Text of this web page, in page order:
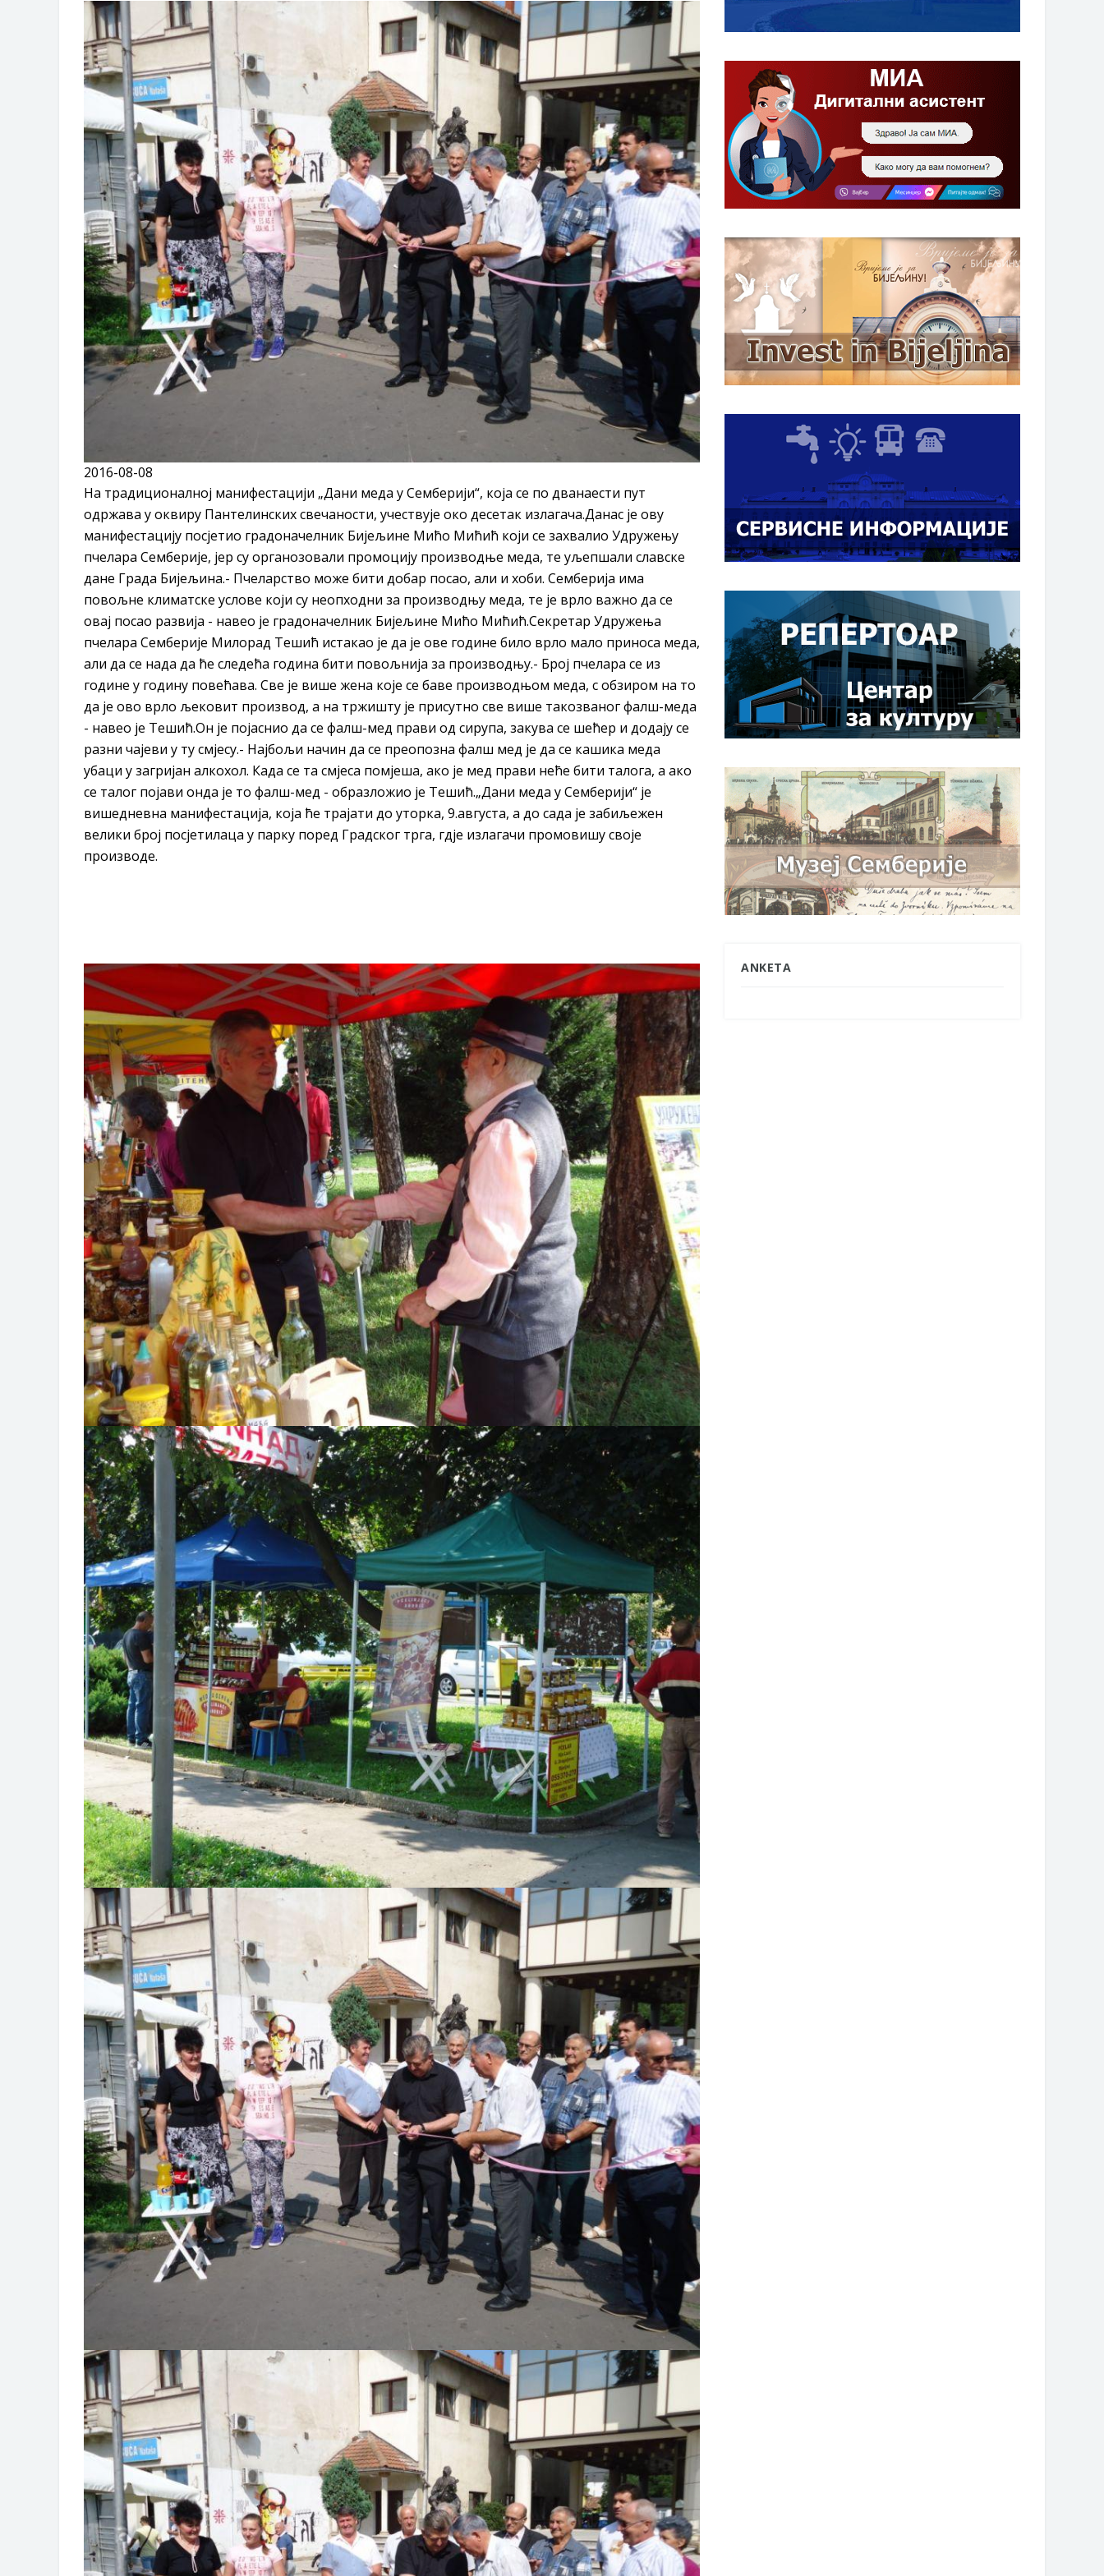
Обавјештење за предузетника - Вера Ујић
ЈАВНИ ПОЗИВ ЗА ПРИЈАВУ НЕПРОПИСНОГ ОДЛАГАЊА ОТПАДА УЗ ДОДЈЕЛУ ФИНАНСИЈСКЕ НАГРАДЕ
2016-08-08
На традиционалној манифестацији „Дани меда у Семберији“, која се по дванаести пут
одржава у оквиру Пантелинских свечаности, учествује око десетак излагача.Данас је ову
манифестацију посјетио градоначелник Бијељине Мићо Мићић који се захвалио Удружењу
пчелара Семберије, јер су органозовали промоцију производње меда, те уљепшали славске
дане Града Бијељина.- Пчеларство може бити добар посао, али и хоби. Семберија има
повољне климатске услове који су неопходни за производњу меда, те је врло важно да се
овај посао развија - навео је градоначелник Бијељине Мићо Мићић.Секретар Удружења
пчелара Семберије Милорад Тешић истакао је да је ове године било врло мало приноса меда,
али да се нада да ће следећа година бити повољнија за производњу.- Број пчелара се из
године у годину повећава. Све је више жена које се баве производњом меда, с обзиром на то
да је ово врло љековит производ, а на тржишту је присутно све више такозваног фалш-меда
- навео је Тешић.Он је појаснио да се фалш-мед прави од сирупа, закува се шећер и додају се
разни чајеви у ту смјесу.- Најбољи начин да се преопозна фалш мед је да се кашика меда
убаци у загријан алкохол. Када се та смјеса помјеша, ако је мед прави неће бити талога, а ако
се талог појави онда је то фалш-мед - образложио је Тешић.„Дани меда у Семберији“ је
вишедневна манифестација, која ће трајати до уторка, 9.августа, а до сада је забиљежен
велики број посјетилаца у парку поред Градског трга, гдје излагачи промовишу своје
производе.
ANKETA